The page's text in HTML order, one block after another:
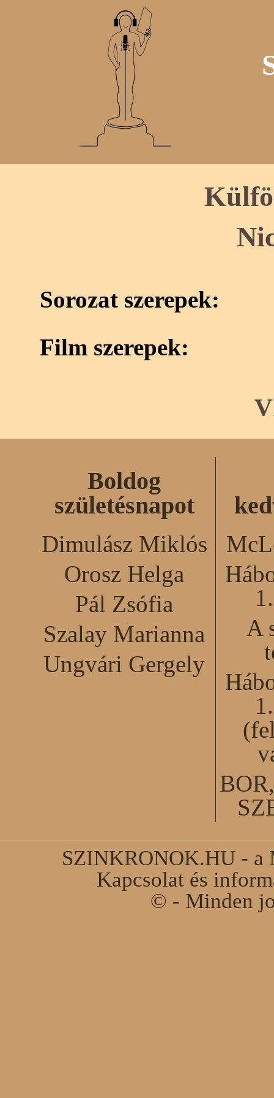
Sorozat szerepek:
Film szerepek:
Boldog
születésnapot
Dimulász Miklós
Orosz Helga
Pál Zsófia
Szalay Marianna
Ungvári Gergely
A
SZINKRONOK.HU - a
Kapcsolat és
© - Minden